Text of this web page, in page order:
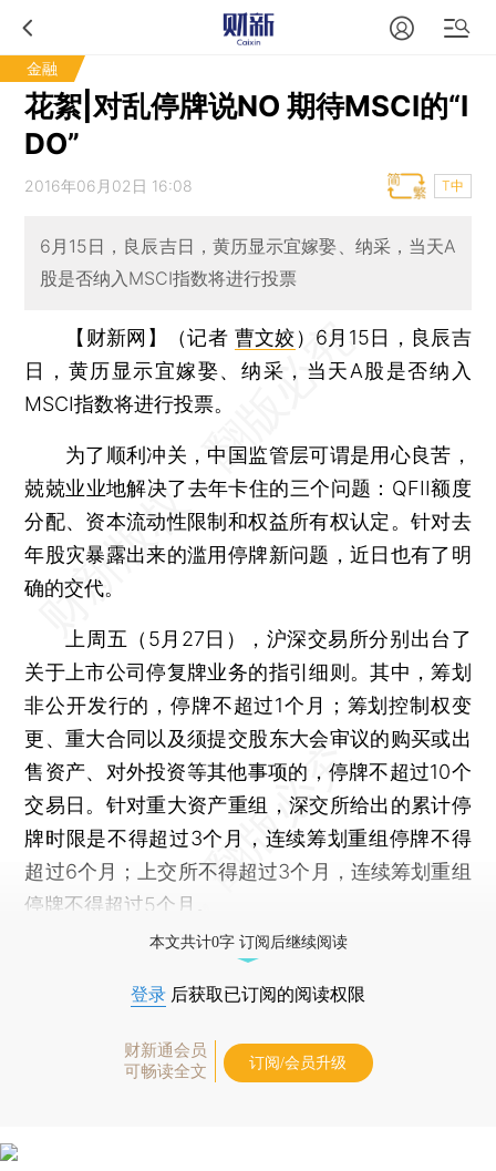
金融
花絮|对乱停牌说NO 期待MSCI的“I
DO”
2016年06月02日 16:08 T中
6月15日，良辰吉日，黄历显示宜嫁娶、纳采，当天A
股是否纳入MSCI指数将进行投票
【财新网】（记者 曹文姣） 6月15日，良辰吉
日，黄历显示宜嫁娶、纳采，当天A股是否纳入
MSCI指数将进行投票。
为了顺利冲关，中国监管层可谓是用心良苦，
兢兢业业地解决了去年卡住的三个问题：QFII额度
分配、资本流动性限制和权益所有权认定。针对去
年股灾暴露出来的滥用停牌新问题，近日也有了明
确的交代。
上周五（5月27日），沪深交易所分别出台了
关于上市公司停复牌业务的指引细则。其中，筹划
非公开发行的，停牌不超过1个月；筹划控制权变
更、重大合同以及须提交股东大会审议的购买或出
售资产、对外投资等其他事项的，停牌不超过10个
交易日。针对重大资产重组，深交所给出的累计停
牌时限是不得超过3个月，连续筹划重组停牌不得
超过6个月；上交所不得超过3个月，连续筹划重组
停牌不得超过5个月。
本文共计0字 订阅后继续阅读
登录 后获取已订阅的阅读权限
财新通会员
可畅读全文
订阅/会员升级